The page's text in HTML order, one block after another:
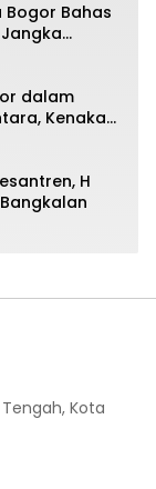
Bogor Bahas
dalam
Kenakan
H
Kota